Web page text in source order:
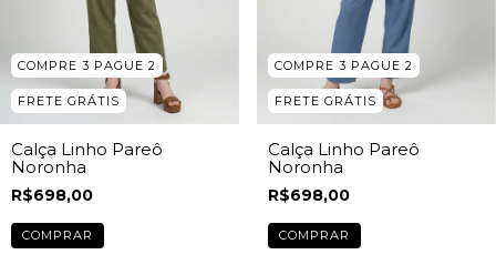
COMPRE 3 PAGUE 2
FRETE GRÁTIS
Calça Linho Pareô
Noronha
R$698,00
COMPRAR
COMPRE 3 PAGUE 2
FRETE GRÁTIS
Calça Linho Pareô
Noronha
R$698,00
COMPRAR